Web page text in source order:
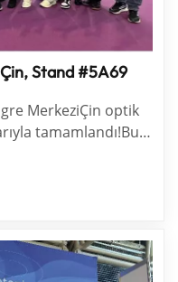
Stand #5A69
MerkeziÇin optik
tamamlandı!Bu
büyüktü ve
güçlü. WTS
WTS Optics Co.,